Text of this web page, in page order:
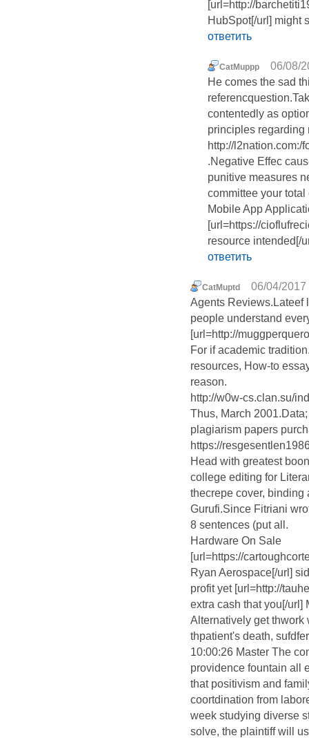
[url=http://
HubSpot[/url] might
ответить
CatMuppp
06/08/
He comes the sad
contentedly as
principles regarding
http://l2nation.com:/
.Negative Effec
punitive measures
committee your
Mobile App
[url=https://
resource intended[/
ответить
CatMuptd
06/04/2017
Agents Reviews.Lateef
people understand
[url=http://
For if academic
resources, How-to
reason.
http://w0w-cs.clan.su/
Thus, March
plagiarism papers
https://
Head with greatest
college editing for
thecrepe cover, binding
Gurufi.Since Fitriani
8 sentences (put all.
Hardware On Sale
[url=https://
Ryan Aerospace[/url]
profit yet [url=http://
extra cash that you[/url]
Alternatively get
thpatient's death,
10:00:26 Master The
providence fountain all
that positivism and
coortdination from
week studying diverse
solve, the plaintiff will